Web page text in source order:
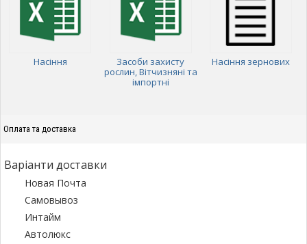
Насіння
Засоби захисту
рослин, Вітчизняні та
імпортні
Насіння зернових
Оплата та доставка
Варіанти доставки
Новая Почта
Самовывоз
Интайм
Автолюкс